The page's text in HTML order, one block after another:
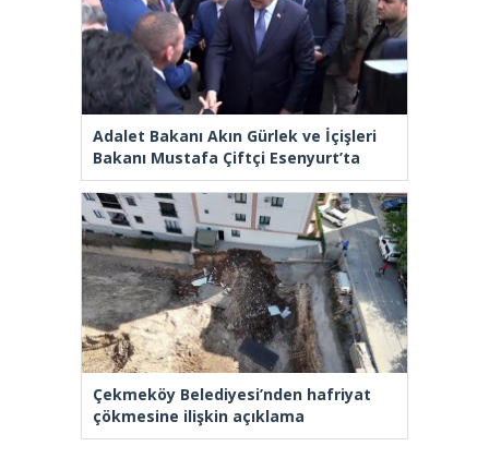
Adalet Bakanı Akın Gürlek ve İçişleri
Bakanı Mustafa Çiftçi Esenyurt’ta
Çekmeköy Belediyesi’nden hafriyat
çökmesine ilişkin açıklama